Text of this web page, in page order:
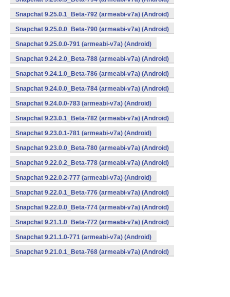
Snapchat 9.25.0.1_Beta-792 (armeabi-v7a) (Android)
Snapchat 9.25.0.0_Beta-790 (armeabi-v7a) (Android)
Snapchat 9.25.0.0-791 (armeabi-v7a) (Android)
Snapchat 9.24.2.0_Beta-788 (armeabi-v7a) (Android)
Snapchat 9.24.1.0_Beta-786 (armeabi-v7a) (Android)
Snapchat 9.24.0.0_Beta-784 (armeabi-v7a) (Android)
Snapchat 9.24.0.0-783 (armeabi-v7a) (Android)
Snapchat 9.23.0.1_Beta-782 (armeabi-v7a) (Android)
Snapchat 9.23.0.1-781 (armeabi-v7a) (Android)
Snapchat 9.23.0.0_Beta-780 (armeabi-v7a) (Android)
Snapchat 9.22.0.2_Beta-778 (armeabi-v7a) (Android)
Snapchat 9.22.0.2-777 (armeabi-v7a) (Android)
Snapchat 9.22.0.1_Beta-776 (armeabi-v7a) (Android)
Snapchat 9.22.0.0_Beta-774 (armeabi-v7a) (Android)
Snapchat 9.21.1.0_Beta-772 (armeabi-v7a) (Android)
Snapchat 9.21.1.0-771 (armeabi-v7a) (Android)
Snapchat 9.21.0.1_Beta-768 (armeabi-v7a) (Android)